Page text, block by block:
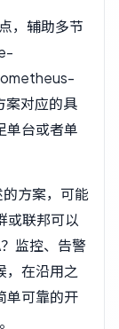
，辅助多节
案对应的具
单台或者单
方案，可能
或联邦可以
监控、告警
，在沿用之
单可靠的开